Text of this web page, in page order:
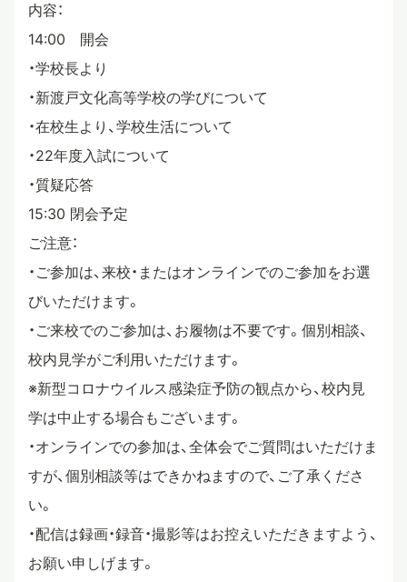
内容：
14:00 開会
・学校長より
・新渡戸文化高等学校の学びについて
・在校生より、学校生活について
・22年度入試について
・質疑応答
15:30 閉会予定
ご注意：
・ご参加は、来校・またはオンラインでのご参加をお選
びいただけます。
・ご来校でのご参加は、お履物は不要です。個別相談、
校内見学がご利用いただけます。
※新型コロナウイルス感染症予防の観点から、校内見
学は中止する場合もございます。
・オンラインでの参加は、全体会でご質問はいただけま
すが、個別相談等はできかねますので、ご了承くださ
い。
・配信は録画・録音・撮影等はお控えいただきますよう、
お願い申しげます。